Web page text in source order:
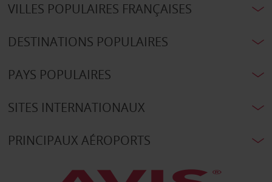
VILLES POPULAIRES FRANÇAISES
DESTINATIONS POPULAIRES
PAYS POPULAIRES
SITES INTERNATIONAUX
PRINCIPAUX AÉROPORTS